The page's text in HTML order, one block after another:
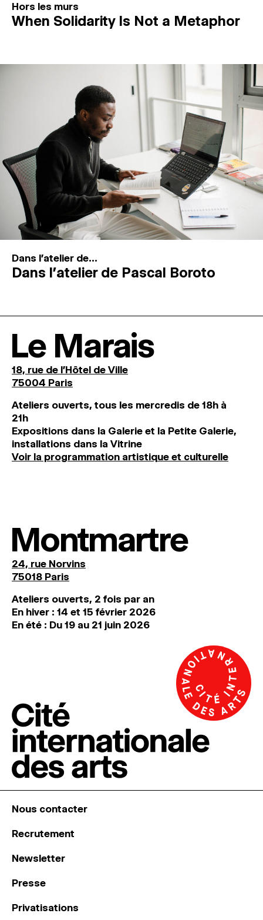
Hors les murs
When Solidarity Is Not a Metaphor
Dans l'atelier de...
Dans l’atelier de Pascal Boroto
Le Marais
18, rue de l'Hôtel de Ville
75004 Paris
Ateliers ouverts, tous les mercredis de 18h à
21h
Expositions dans la Galerie et la Petite Galerie,
installations dans la Vitrine
Voir la programmation artistique et culturelle
Montmartre
24, rue Norvins
75018 Paris
Ateliers ouverts, 2 fois par an
En hiver : 14 et 15 février 2026
En été : Du 19 au 21 juin 2026
Nous contacter
Recrutement
Newsletter
Presse
Privatisations